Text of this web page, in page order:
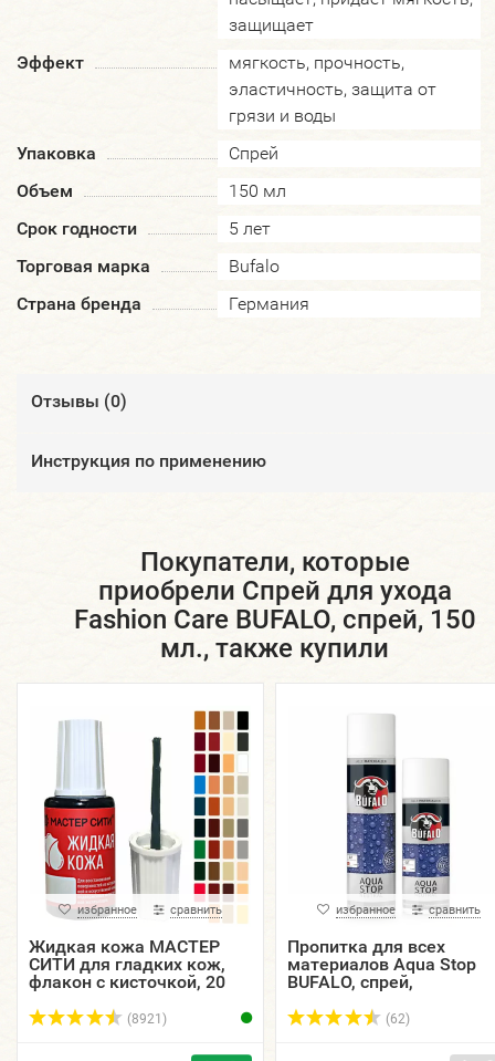
защищает
Эффект
мягкость, прочность,
эластичность, защита от
грязи и воды
Упаковка
Спрей
Объем
150 мл
Срок годности
5 лет
Торговая марка
Bufalo
Страна бренда
Германия
Отзывы (0)
Инструкция по применению
Покупатели, которые
приобрели Спрей для ухода
Fashion Care BUFALO, спрей, 150
мл., также купили
избранное сравнить
Жидкая кожа МАСТЕР
СИТИ для гладких кож,
флакон с кисточкой, 20
(8921)
избранное сравнить
Пропитка для всех
материалов Aqua Stop
BUFALO, спрей,
(62)